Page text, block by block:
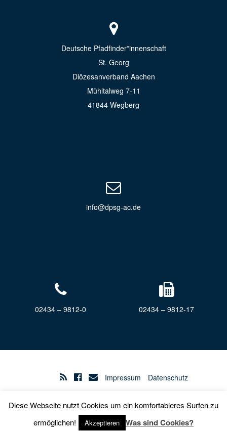
Deutsche Pfadfinder*innenschaft
St. Georg
Diözesanverband Aachen
Mühltalweg 7-11
41844 Wegberg
info@dpsg-ac.de
02434 – 9812-0 02434 – 9812-17
Impressum Datenschutz
Barrierefreiheit
Diese Webseite nutzt Cookies um ein komfortableres Surfen zu
ermöglichen!
Akzeptieren Was sind Cookies?